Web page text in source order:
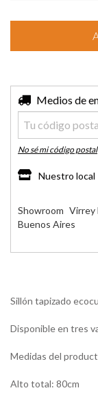
Entregas para el
Medios de
No sé mi código postal
Nuestro local
Showroom Virrey
Buenos Aires
Sillón tapizado
Disponible en tres
Medidas del
Alto total: 80cm